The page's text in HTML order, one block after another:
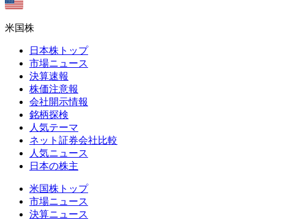
米国株
日本株トップ
市場ニュース
決算速報
株価注意報
会社開示情報
銘柄探検
人気テーマ
ネット証券会社比較
人気ニュース
日本の株主
米国株トップ
市場ニュース
決算ニュース